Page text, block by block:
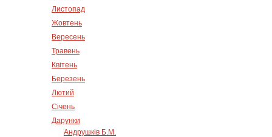
Листопад
Жовтень
Вересень
Травень
Квітень
Березень
Лютий
Січень
Дарунки
Андрушків Б.М.